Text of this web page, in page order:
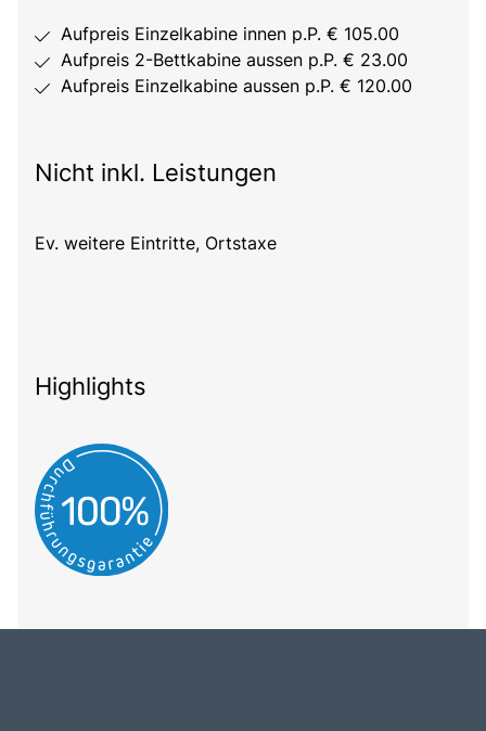
Aufpreis Einzelkabine innen p.P. € 105.00
Aufpreis 2-Bettkabine aussen p.P. € 23.00
Aufpreis Einzelkabine aussen p.P. € 120.00
Nicht inkl. Leistungen
Ev. weitere Eintritte, Ortstaxe
Highlights